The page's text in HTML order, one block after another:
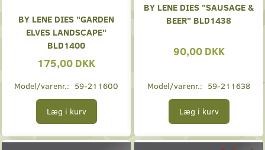
BY LENE DIES "GARDEN
ELVES LANDSCAPE"
BLD1400
175,00 DKK
Model/varenr.: 59-211600
Læg i kurv
BY LENE DIES "SAUSAGE &
BEER" BLD1438
90,00 DKK
Model/varenr.: 59-211638
Læg i kurv